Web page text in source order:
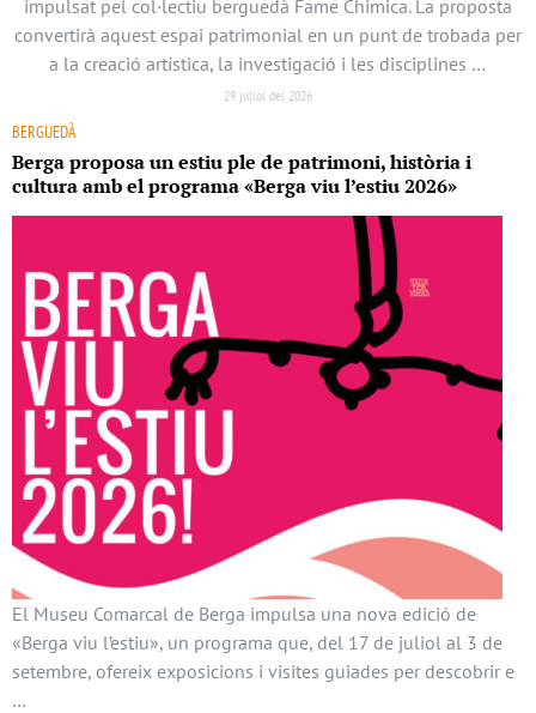
impulsat pel col·lectiu berguedà Fame Chimica. La proposta
convertirà aquest espai patrimonial en un punt de trobada per
a la creació artística, la investigació i les disciplines …
29 juliol del 2026
BERGUEDÀ
Berga proposa un estiu ple de patrimoni, història i
cultura amb el programa «Berga viu l’estiu 2026»
El Museu Comarcal de Berga impulsa una nova edició de
«Berga viu l’estiu», un programa que, del 17 de juliol al 3 de
setembre, ofereix exposicions i visites guiades per descobrir e
…